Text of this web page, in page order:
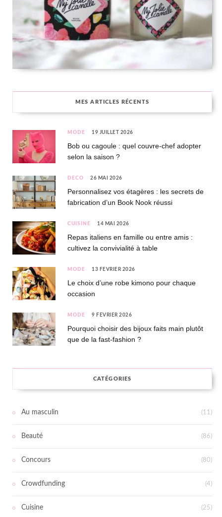
MES ARTICLES RÉCENTS
MODE 19 JUILLET 2026
Bob ou cagoule : quel couvre-chef adopter
selon la saison ?
DÉCO 26 MAI 2026
Personnalisez vos étagères : les secrets de
fabrication d’un Book Nook réussi
CUISINE 14 MAI 2026
Repas italiens en famille ou entre amis :
cultivez la convivialité à table
MODE 13 FÉVRIER 2026
Le choix d’une robe kimono pour chaque
occasion
MODE 9 FÉVRIER 2026
Pourquoi choisir des bijoux faits main plutôt
que de la fast-fashion ?
CATÉGORIES
Au masculin (11)
Beauté (86)
Concours (80)
Crowdfunding (4)
Cuisine (25)